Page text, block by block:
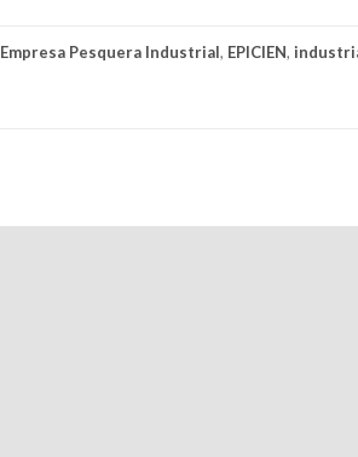
Empresa Pesquera Industrial, EPICIEN,